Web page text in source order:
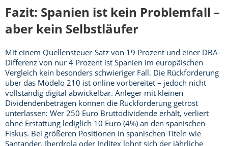
Fazit: Spanien ist kein Problemfall –
aber kein Selbstläufer
Mit einem Quellensteuer-Satz von 19 Prozent und einer DBA-
Differenz von nur 4 Prozent ist Spanien im europäischen
Vergleich kein besonders schwieriger Fall. Die Rückforderung
über das Modelo 210 ist online vorbereitet – jedoch nicht
vollständig digital abwickelbar. Anleger mit kleinen
Dividendenbeträgen können die Rückforderung getrost
unterlassen: Wer 250 Euro Bruttodividende erhält, verliert
ohne Erstattung lediglich 10 Euro (4%) an den spanischen
Fiskus. Bei größeren Positionen in spanischen Titeln wie
Santander, Iberdrola oder Inditex lohnt sich der jährliche